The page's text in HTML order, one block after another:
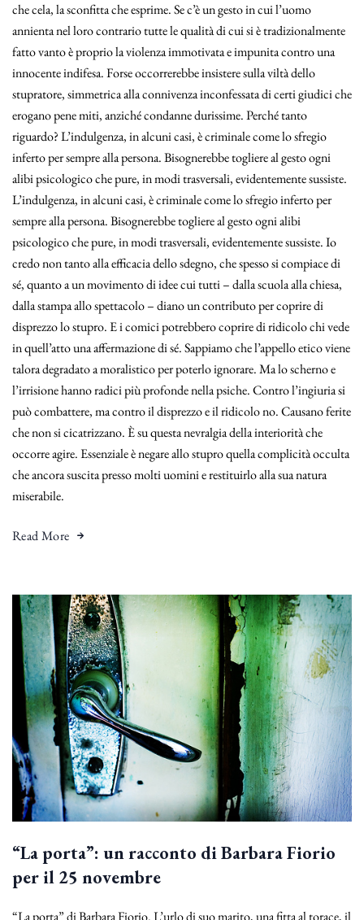
che cela, la sconfitta che esprime. Se c’è un gesto in cui l’uomo
annienta nel loro contrario tutte le qualità di cui si è tradizionalmente
fatto vanto è proprio la violenza immotivata e impunita contro una
innocente indifesa. Forse occorrerebbe insistere sulla viltà dello
stupratore, simmetrica alla connivenza inconfessata di certi giudici che
erogano pene miti, anziché condanne durissime. Perché tanto
riguardo? L’indulgenza, in alcuni casi, è criminale come lo sfregio
inferto per sempre alla persona. Bisognerebbe togliere al gesto ogni
alibi psicologico che pure, in modi trasversali, evidentemente sussiste.
L’indulgenza, in alcuni casi, è criminale come lo sfregio inferto per
sempre alla persona. Bisognerebbe togliere al gesto ogni alibi
psicologico che pure, in modi trasversali, evidentemente sussiste. Io
credo non tanto alla efficacia dello sdegno, che spesso si compiace di
sé, quanto a un movimento di idee cui tutti – dalla scuola alla chiesa,
dalla stampa allo spettacolo – diano un contributo per coprire di
disprezzo lo stupro. E i comici potrebbero coprire di ridicolo chi vede
in quell’atto una affermazione di sé. Sappiamo che l’appello etico viene
talora degradato a moralistico per poterlo ignorare. Ma lo scherno e
l’irrisione hanno radici più profonde nella psiche. Contro l’ingiuria si
può combattere, ma contro il disprezzo e il ridicolo no. Causano ferite
che non si cicatrizzano. È su questa nevralgia della interiorità che
occorre agire. Essenziale è negare allo stupro quella complicità occulta
che ancora suscita presso molti uomini e restituirlo alla sua natura
miserabile.
Read More
“La porta”: un racconto di Barbara Fiorio
per il 25 novembre
“La porta” di Barbara Fiorio. L’urlo di suo marito, una fitta al torace, il